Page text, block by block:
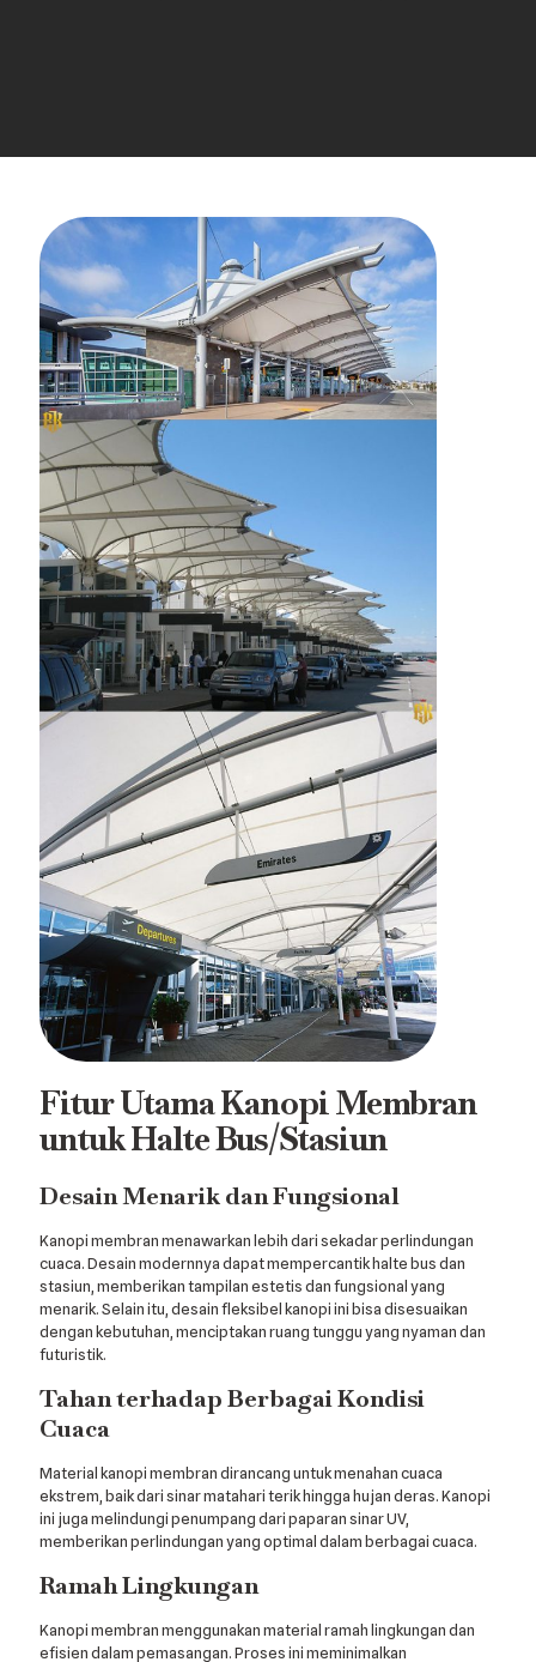
Fitur Utama Kanopi Membran
untuk Halte Bus/Stasiun
Desain Menarik dan Fungsional
Kanopi membran menawarkan lebih dari sekadar perlindungan
cuaca. Desain modernnya dapat mempercantik halte bus dan
stasiun, memberikan tampilan estetis dan fungsional yang
menarik. Selain itu, desain fleksibel kanopi ini bisa disesuaikan
dengan kebutuhan, menciptakan ruang tunggu yang nyaman dan
futuristik.
Tahan terhadap Berbagai Kondisi
Cuaca
Material kanopi membran dirancang untuk menahan cuaca
ekstrem, baik dari sinar matahari terik hingga hujan deras. Kanopi
ini juga melindungi penumpang dari paparan sinar UV,
memberikan perlindungan yang optimal dalam berbagai cuaca.
Ramah Lingkungan
Kanopi membran menggunakan material ramah lingkungan dan
efisien dalam pemasangan. Proses ini meminimalkan